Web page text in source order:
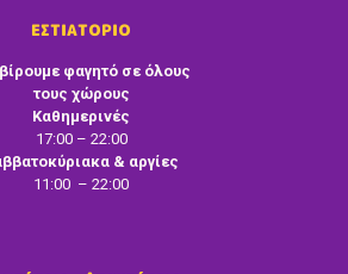
ΕΣΤΙΑΤΟΡΙΟ
φαγητό σε όλους
τους χώρους
Καθημερινές
17:00 – 22:00
& αργίες
11:00 – 22:00